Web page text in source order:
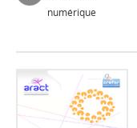
numérique